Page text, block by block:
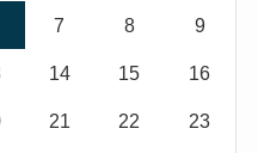
7 8 9
14 15 16
21 22 23